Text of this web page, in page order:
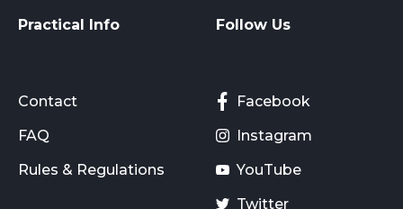
Practical Info
Contact
FAQ
Rules & Regulations
Follow Us
Facebook
Instagram
YouTube
Twitter